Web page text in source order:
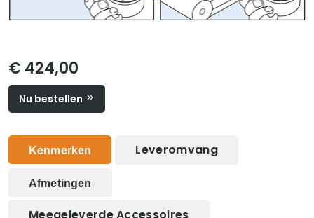
€ 424,00
Nu bestellen
Kenmerken Leveromvang
Afmetingen
Meegeleverde Accessoires